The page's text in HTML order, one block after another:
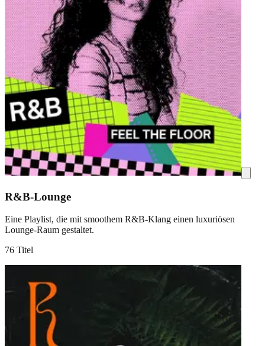
R&B-Lounge
Eine Playlist, die mit smoothem R&B-Klang einen luxuriösen
Lounge-Raum gestaltet.
76 Titel